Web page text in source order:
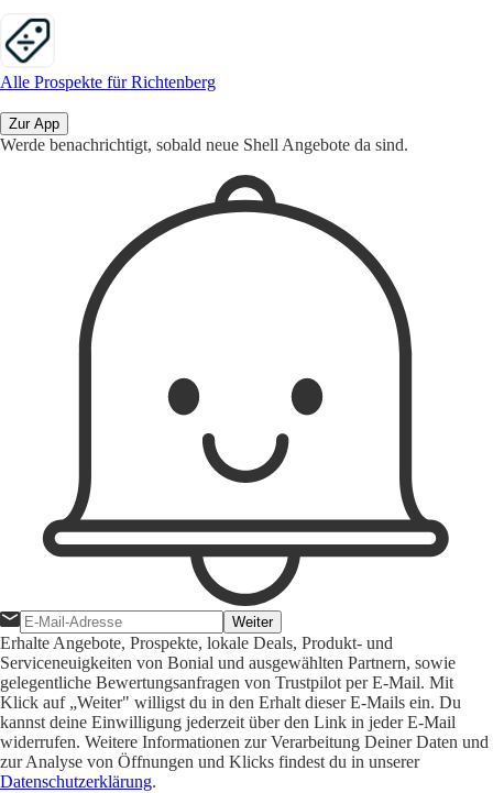
Alle Prospekte für Richtenberg
Zur App
Werde benachrichtigt, sobald neue Shell Angebote da sind.
Weiter
Erhalte Angebote, Prospekte, lokale Deals, Produkt- und
Serviceneuigkeiten von Bonial und ausgewählten Partnern, sowie
gelegentliche Bewertungsanfragen von Trustpilot per E-Mail. Mit
Klick auf „Weiter" willigst du in den Erhalt dieser E-Mails ein. Du
kannst deine Einwilligung jederzeit über den Link in jeder E-Mail
widerrufen. Weitere Informationen zur Verarbeitung Deiner Daten und
zur Analyse von Öffnungen und Klicks findest du in unserer
Datenschutzerklärung.